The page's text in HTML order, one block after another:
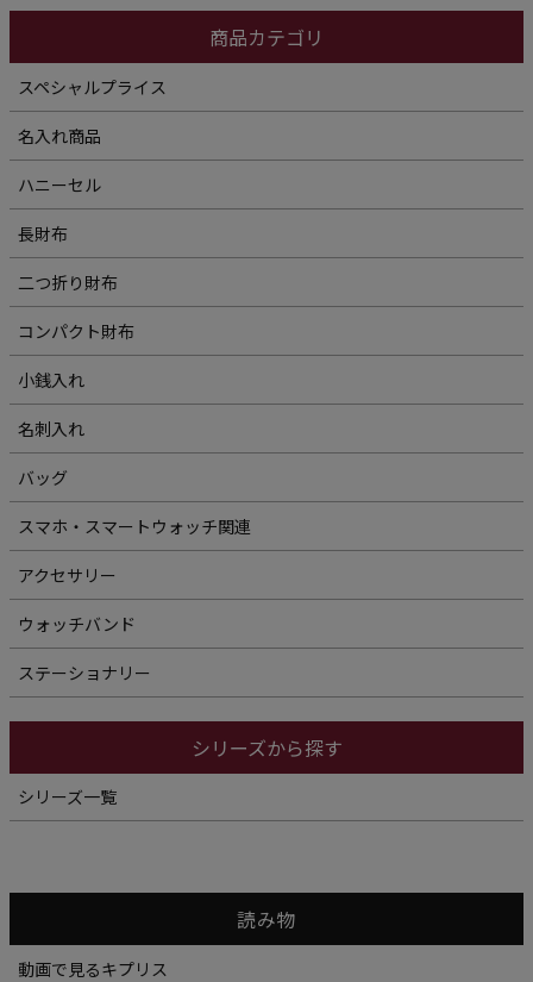
商品カテゴリ
スペシャルプライス
名入れ商品
ハニーセル
長財布
二つ折り財布
コンパクト財布
小銭入れ
名刺入れ
バッグ
スマホ・スマートウォッチ関連
アクセサリー
ウォッチバンド
ステーショナリー
シリーズから探す
シリーズ一覧
読み物
動画で見るキプリス